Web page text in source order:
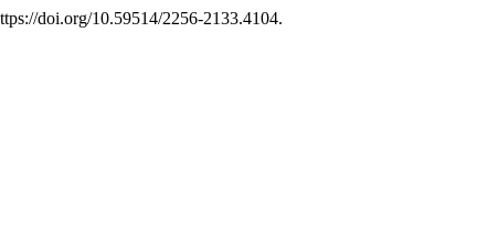
doi.org/10.59514/2256-2133.4104.